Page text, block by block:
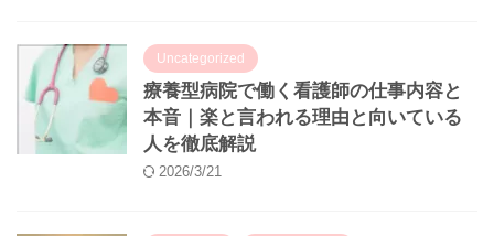
Uncategorized
療養型病院で働く看護師の仕事内容と
本音｜楽と言われる理由と向いている
人を徹底解説
2026/3/21